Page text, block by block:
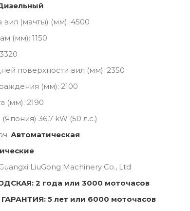
вил (мачты) (мм): 4500
(мм): 1150
поверхности вил (мм): 2350
(мм): 2100
(мм): 2190
36,7 kW (50 л.с.)
Автоматическая
LiuGong Machinery Co., Ltd
2 года или 3000 моточасов
5 лет или 6000 моточасов